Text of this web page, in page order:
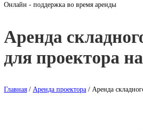
Онлайн - поддержка во время аренды
Аренда
для проектора
Главная / Аренда проектора / Аренда